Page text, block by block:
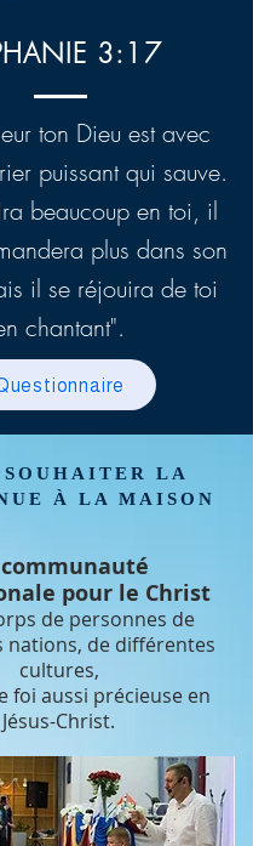
3:17
ton Dieu est avec
puissant qui sauve.
beaucoup en toi, il
plus dans son
il se réjouira de toi
chantant".
SOUHAITER LA
À LA MAISON
pour le Christ
de personnes de
nations, de différentes
cultures,
foi aussi précieuse en
Jésus-Christ.